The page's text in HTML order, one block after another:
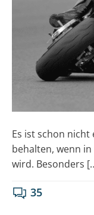
Es ist schon nicht
behalten, wenn
wird. Besonders
35